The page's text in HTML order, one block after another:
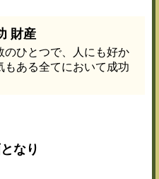
財産
ひとつで、人にも好か
ある全てにおいて成功
なり